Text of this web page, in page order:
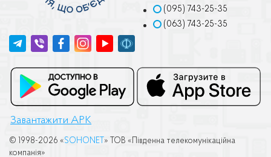
(095) 743-25-35
(063) 743-25-35
Завантажити APK
© 1998-2026 «SOHONET » ТОВ «Пiвденна телекомунiкацiйна
компанiя»